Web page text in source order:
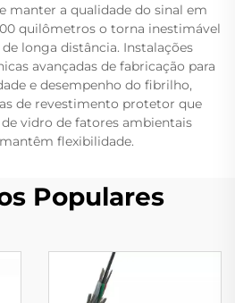
manter a qualidade do sinal em
quilômetros o torna inestimável
longa distância. Instalações
avançadas de fabricação para
e desempenho do fibrilho,
de revestimento protetor que
vidro de fatores ambientais
flexibilidade.
Populares